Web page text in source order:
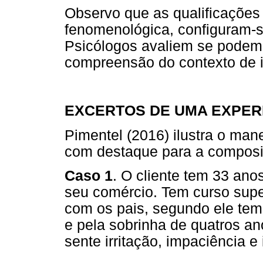
Observo que as
fenomenológica,
Psicólogos avaliem se
compreensão do contexto
EXCERTOS DE UMA
Pimentel (2016) ilustra o
com destaque para a
Caso 1. O cliente tem 33
seu comércio. Tem curso
com os pais, segundo ele
e pela sobrinha de quatros
sente irritação, impaciência